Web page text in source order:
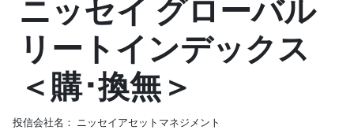
ニッセイ グローバル
リートインデックス
＜購･換無＞
投信会社名： ニッセイアセットマネジメント